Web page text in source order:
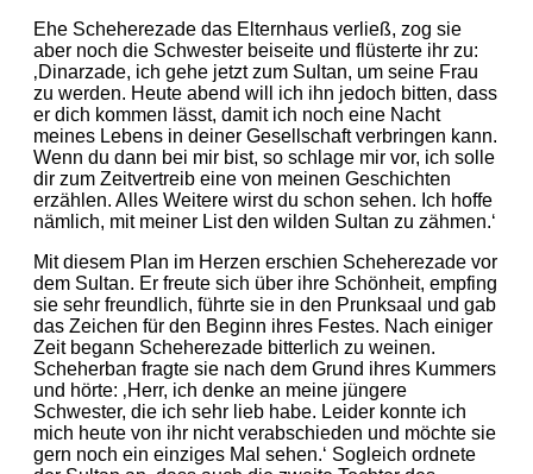
Ehe Scheherezade das Elternhaus verließ, zog sie
aber noch die Schwester beiseite und flüsterte ihr zu:
‚Dinarzade, ich gehe jetzt zum Sultan, um seine Frau
zu werden. Heute abend will ich ihn jedoch bitten, dass
er dich kommen lässt, damit ich noch eine Nacht
meines Lebens in deiner Gesellschaft verbringen kann.
Wenn du dann bei mir bist, so schlage mir vor, ich solle
dir zum Zeitvertreib eine von meinen Geschichten
erzählen. Alles Weitere wirst du schon sehen. Ich hoffe
nämlich, mit meiner List den wilden Sultan zu zähmen.‘
Mit diesem Plan im Herzen erschien Scheherezade vor
dem Sultan. Er freute sich über ihre Schönheit, empfing
sie sehr freundlich, führte sie in den Prunksaal und gab
das Zeichen für den Beginn ihres Festes. Nach einiger
Zeit begann Scheherezade bitterlich zu weinen.
Scheherban fragte sie nach dem Grund ihres Kummers
und hörte: ‚Herr, ich denke an meine jüngere
Schwester, die ich sehr lieb habe. Leider konnte ich
mich heute von ihr nicht verabschieden und möchte sie
gern noch ein einziges Mal sehen.‘ Sogleich ordnete